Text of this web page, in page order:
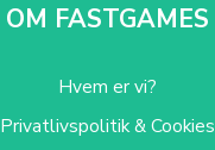
OM FASTGAMES
Hvem er vi?
Privatlivspolitik & Cookies